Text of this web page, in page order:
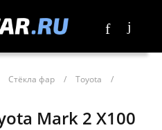
Стёкла фар / Toyota
/
Mark 2 X100